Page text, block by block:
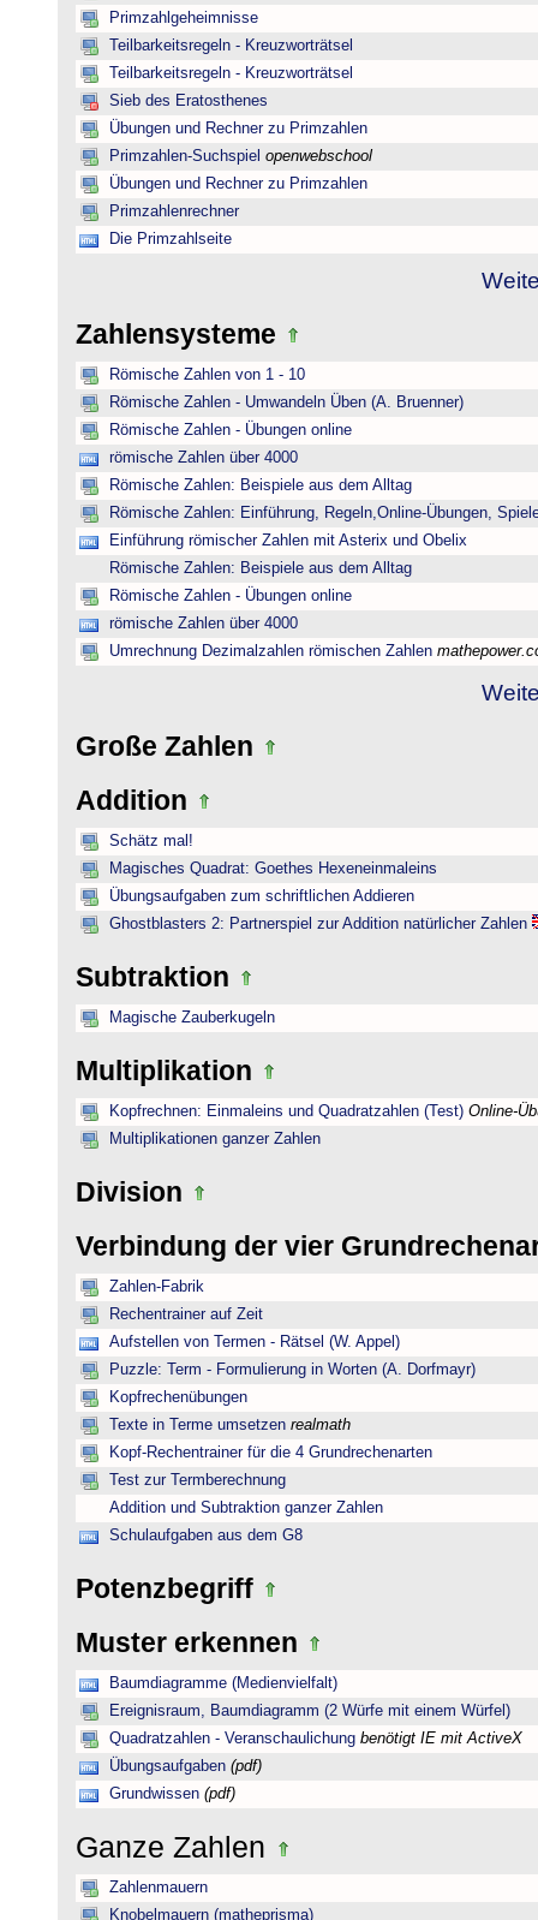
Primzahlgeheimnisse
Teilbarkeitsregeln - Kreuzworträtsel
Teilbarkeitsregeln - Kreuzworträtsel
Sieb des Eratosthenes
Übungen und Rechner zu Primzahlen
Primzahlen-Suchspiel openwebschool
Übungen und Rechner zu Primzahlen
Primzahlenrechner
Die Primzahlseite
Zahlensysteme
Römische Zahlen von 1 - 10
Römische Zahlen - Umwandeln Üben (A. Bruenner)
Römische Zahlen - Übungen online
römische Zahlen über 4000
Römische Zahlen: Beispiele aus dem Alltag
Römische Zahlen: Einführung, Regeln,Online-Übungen,
Einführung römischer Zahlen mit Asterix und Obelix
Römische Zahlen: Beispiele aus dem Alltag
Römische Zahlen - Übungen online
römische Zahlen über 4000
Umrechnung Dezimalzahlen römischen Zahlen
Große Zahlen
Addition
Schätz mal!
Magisches Quadrat: Goethes Hexeneinmaleins
Übungsaufgaben zum schriftlichen Addieren
Ghostblasters 2: Partnerspiel zur Addition natürlicher Zahlen
Subtraktion
Magische Zauberkugeln
Multiplikation
Kopfrechnen: Einmaleins und Quadratzahlen (Test) Online-
Multiplikationen ganzer Zahlen
Division
Verbindung der vier
Zahlen-Fabrik
Rechentrainer auf Zeit
Aufstellen von Termen - Rätsel (W. Appel)
Puzzle: Term - Formulierung in Worten (A. Dorfmayr)
Kopfrechenübungen
Texte in Terme umsetzen realmath
Kopf-Rechentrainer für die 4 Grundrechenarten
Test zur Termberechnung
Addition und Subtraktion ganzer Zahlen
Schulaufgaben aus dem G8
Potenzbegriff
Muster erkennen
Baumdiagramme (Medienvielfalt)
Ereignisraum, Baumdiagramm (2 Würfe mit einem Würfel)
Quadratzahlen - Veranschaulichung benötigt IE mit ActiveX
Übungsaufgaben (pdf)
Grundwissen (pdf)
Ganze Zahlen
Zahlenmauern
Knobelmauern (matheprisma)